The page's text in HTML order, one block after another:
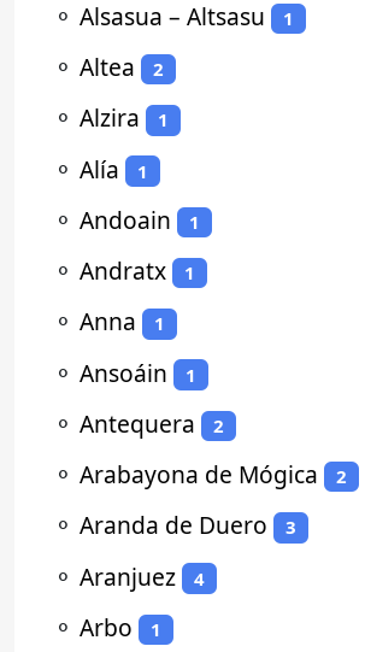
⚬ Alsasua – Altsasu 1
⚬ Altea 2
⚬ Alzira 1
⚬ Alía 1
⚬ Andoain 1
⚬ Andratx 1
⚬ Anna 1
⚬ Ansoáin 1
⚬ Antequera 2
⚬ Arabayona de Mógica 2
⚬ Aranda de Duero 3
⚬ Aranjuez 4
⚬ Arbo 1